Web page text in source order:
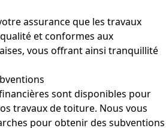
assurance que les travaux
et conformes aux
vous offrant ainsi tranquillité
sont disponibles pour
travaux de toiture. Nous vous
pour obtenir des subventions